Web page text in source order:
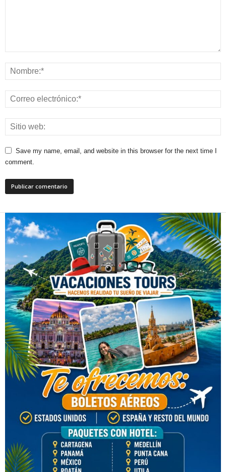
Save my name, email, and website in this browser for the next time I
comment.